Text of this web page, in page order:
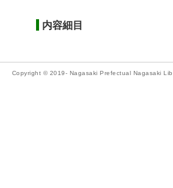
内容細目
Copyright © 2019- Nagasaki Prefectual Nagasaki